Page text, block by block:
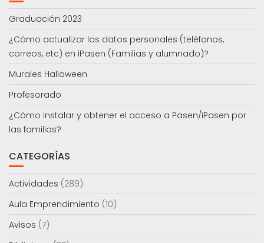
Graduación 2023
¿Cómo actualizar los datos personales (teléfonos,
correos, etc) en iPasen (Familias y alumnado)?
Murales Halloween
Profesorado
¿Cómo instalar y obtener el acceso a Pasen/iPasen por
las familias?
CATEGORÍAS
Actividades (289)
Aula Emprendimiento (10)
Avisos (7)